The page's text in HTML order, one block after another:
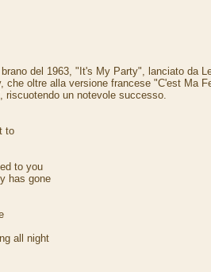
del 1963, "It's My Party", lanciato da
che oltre alla versione francese "C'est Ma
riscuotendo un notevole successo.
to
to you
has gone
all night